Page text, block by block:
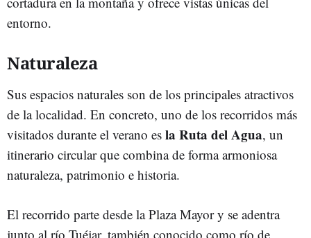
entorno.
Naturaleza
Sus espacios naturales son de los principales atractivos
de la localidad. En concreto, uno de los recorridos más
visitados durante el verano es la Ruta del Agua, un
itinerario circular que combina de forma armoniosa
naturaleza, patrimonio e historia.
El recorrido parte desde la Plaza Mayor y se adentra
junto al río Tuéjar, también conocido como río de